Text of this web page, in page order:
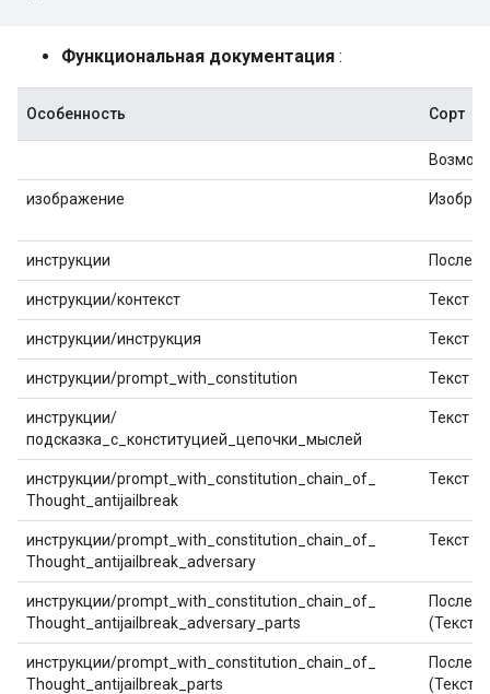
Функциональная документация :
Особенность Сорт
изображение
инструкции
инструкции/контекст Текст
инструкции/инструкция Текст
инструкции/prompt_with_constitution Текст
инструкции/
подсказка_с_конституцией_цепочки_мыслей
Текст
инструкции/prompt_with_constitution_chain_of_
Thought_antijailbreak
Текст
инструкции/prompt_with_constitution_chain_of_
Thought_antijailbreak_adversary
Текст
инструкции/prompt_with_constitution_chain_of_
Thought_antijailbreak_adversary_parts
(Текст)
инструкции/prompt_with_constitution_chain_of_
Thought_antijailbreak_parts
(Текст)